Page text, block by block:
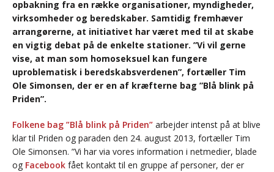
opbakning fra en række organisationer, myndigheder,
virksomheder og beredskaber. Samtidig fremhæver
arrangørerne, at initiativet har været med til at skabe
en vigtig debat på de enkelte stationer. ”Vi vil gerne
vise, at man som homoseksuel kan fungere
uproblematisk i beredskabsverdenen”, fortæller Tim
Ole Simonsen, der er en af kræfterne bag ”Blå blink på
Priden”.
Folkene bag ”Blå blink på Priden” arbejder intenst på at blive
klar til Priden og paraden den 24. august 2013, fortæller Tim
Ole Simonsen. ”Vi har via vores information i netmedier, blade
og Facebook fået kontakt til en gruppe af personer, der er